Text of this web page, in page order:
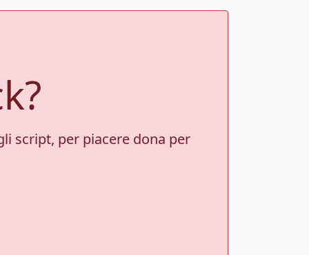
script, per piacere dona per